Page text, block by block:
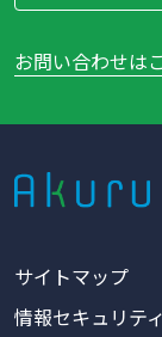
お問い合わせは
サイトマップ
情報セキュリテ